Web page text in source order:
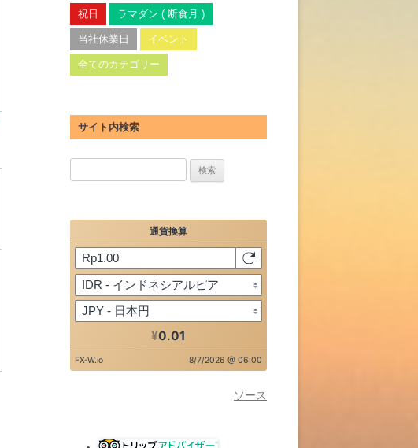
祝日 ラマダン ( 断食月 )
当社休業日 イベント
全てのカテゴリー
サイト内検索
ソース